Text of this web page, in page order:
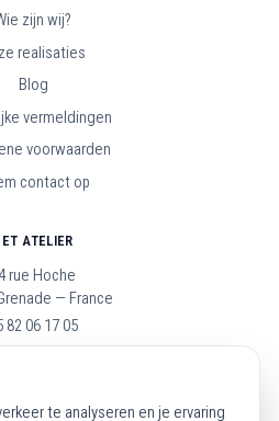
zijn wij?
realisaties
Blog
vermeldingen
voorwaarden
contact op
ATELIER
rue Hoche
— France
82 06 17 05
VOLG ONSte analyseren en je ervaring